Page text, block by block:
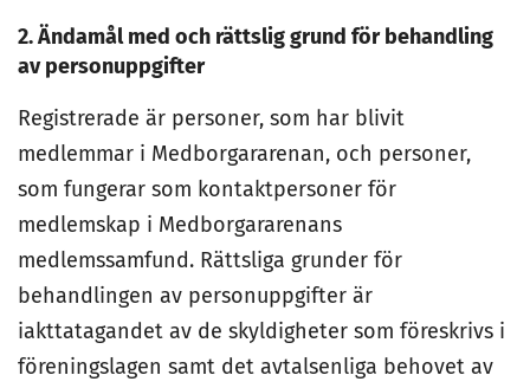
2. Ändamål med och rättslig grund för behandling
av personuppgifter
Registrerade är personer, som har blivit
medlemmar i Medborgararenan, och personer,
som fungerar som kontaktpersoner för
medlemskap i Medborgararenans
medlemssamfund. Rättsliga grunder för
behandlingen av personuppgifter är
iakttatagandet av de skyldigheter som föreskrivs i
föreningslagen samt det avtalsenliga behovet av